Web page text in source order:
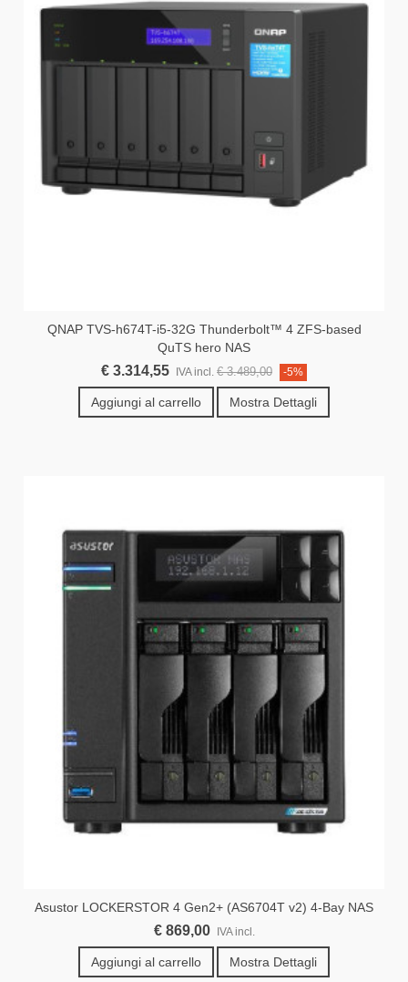
QNAP TVS-h674T-i5-32G Thunderbolt™ 4 ZFS-based
QuTS hero NAS
€ 3.314,55 IVA incl. € 3.489,00 -5%
Aggiungi al carrello Mostra Dettagli
Asustor LOCKERSTOR 4 Gen2+ (AS6704T v2) 4-Bay NAS
€ 869,00 IVA incl.
Aggiungi al carrello Mostra Dettagli